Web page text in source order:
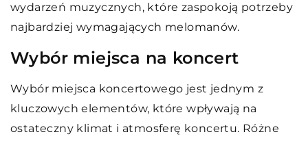
wydarzeń muzycznych, które zaspokoją potrzeby
najbardziej wymagających melomanów.
Wybór miejsca na koncert
Wybór miejsca koncertowego jest jednym z
kluczowych elementów, które wpływają na
ostateczny klimat i atmosferę koncertu. Różne